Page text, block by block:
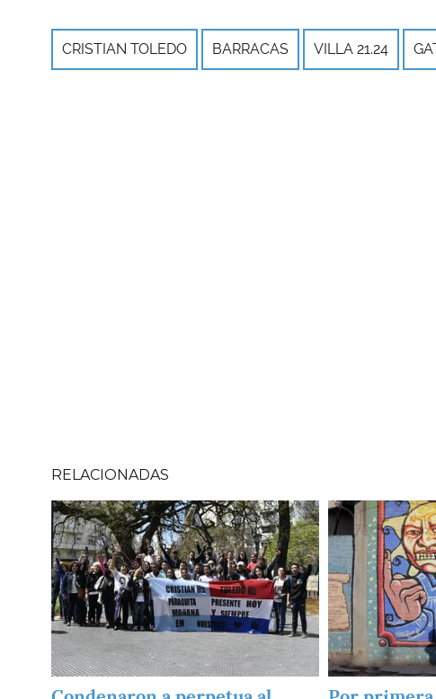
CRISTIAN TOLEDO BARRACAS VILLA 21.24
RELACIONADAS
Imagen
Imagen